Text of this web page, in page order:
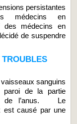
persistantes
médecins en
des médecins en
de suspendre
sanguins
de la partie
de l’anus. Le
est causé par une